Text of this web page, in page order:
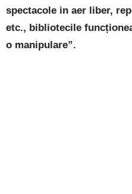
spectacole in aer liber,
etc., bibliotecile
o manipulare”.